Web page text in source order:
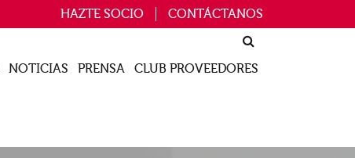
HAZTE SOCIO CONTÁCTANOS
NOTICIAS PRENSA CLUB PROVEEDORES